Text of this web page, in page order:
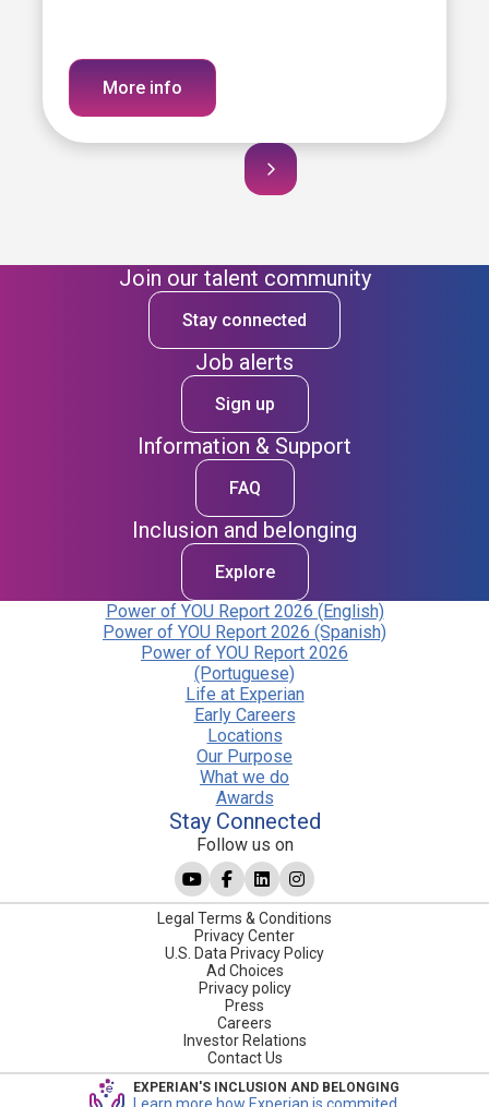
More info
Join our talent community
Stay connected
Job alerts
Sign up
Information & Support
FAQ
Inclusion and belonging
Explore
Power of YOU Report 2026 (English)
Power of YOU Report 2026 (Spanish)
Power of YOU Report 2026
(Portuguese)
Life at Experian
Early Careers
Locations
Our Purpose
What we do
Awards
Stay Connected
Follow us on
Legal Terms & Conditions
Privacy Center
U.S. Data Privacy Policy
Ad Choices
Privacy policy
Press
Careers
Investor Relations
Contact Us
EXPERIAN'S INCLUSION AND BELONGING